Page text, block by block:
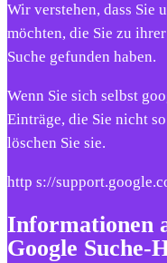
Wir verstehen, dass Sie
möchten, die Sie zu
Suche gefunden haben.
Wenn Sie sich selbst
Einträge, die Sie nicht
löschen Sie sie.
http s://
Informationen
Google Suche-